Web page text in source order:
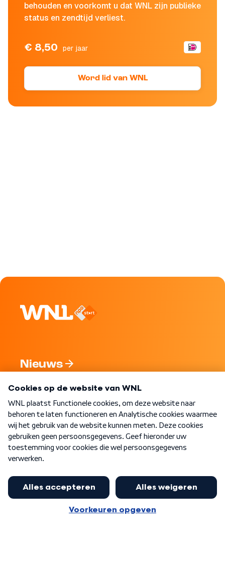
behouden en voorkomt u dat WNL zijn publieke
status en zendtijd verliest.
€ 8,50 per jaar
Word lid van WNL
Nieuws
Nieuwsbrief
Word Lid